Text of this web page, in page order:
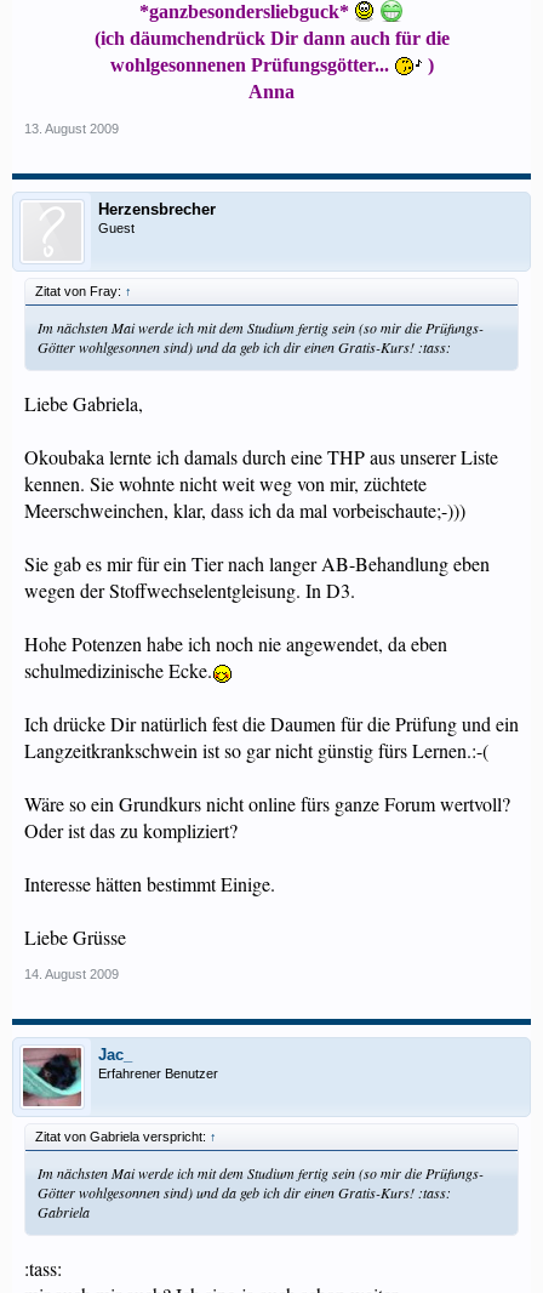
*ganzbesondersliebguck*
(ich däumchendrück Dir dann auch für die
wohlgesonnenen Prüfungsgötter...
)
Anna
13. August 2009
Herzensbrecher
Guest
Zitat von Fray: ↑
Im nächsten Mai werde ich mit dem Studium fertig sein (so mir die Prüfungs-
Götter wohlgesonnen sind) und da geb ich dir einen Gratis-Kurs! :tass:
Liebe Gabriela,
Okoubaka lernte ich damals durch eine THP aus unserer Liste
kennen. Sie wohnte nicht weit weg von mir, züchtete
Meerschweinchen, klar, dass ich da mal vorbeischaute;-)))
Sie gab es mir für ein Tier nach langer AB-Behandlung eben
wegen der Stoffwechselentgleisung. In D3.
Hohe Potenzen habe ich noch nie angewendet, da eben
schulmedizinische Ecke.
Ich drücke Dir natürlich fest die Daumen für die Prüfung und ein
Langzeitkrankschwein ist so gar nicht günstig fürs Lernen.:-(
Wäre so ein Grundkurs nicht online fürs ganze Forum wertvoll?
Oder ist das zu kompliziert?
Interesse hätten bestimmt Einige.
Liebe Grüsse
14. August 2009
Jac_
Erfahrener Benutzer
Zitat von Gabriela verspricht: ↑
Im nächsten Mai werde ich mit dem Studium fertig sein (so mir die Prüfungs-
Götter wohlgesonnen sind) und da geb ich dir einen Gratis-Kurs! :tass:
Gabriela
:tass: